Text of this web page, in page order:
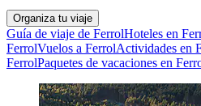
Organiza tu viaje
Guía de viaje de FerrolHoteles en
FerrolVuelos a FerrolActividades en
FerrolPaquetes de vacaciones en